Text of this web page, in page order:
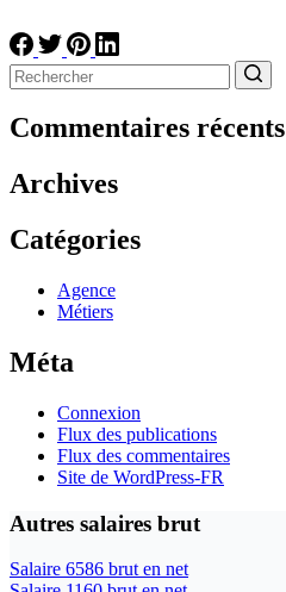
résultat
Commentaires récents
Archives
Catégories
Agence
Métiers
Méta
Connexion
Flux des publications
Flux des commentaires
Site de WordPress-FR
Autres salaires brut
Salaire 6586 brut en net